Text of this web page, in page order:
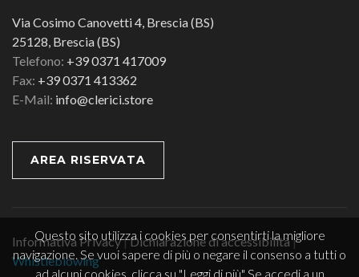
Via Cosimo Canovetti 4, Brescia (BS)
25128, Brescia (BS)
Telefono: +39 0371 417009
Fax: +39 0371 413362
E-Mail: info@clerici.store
AREA RISERVATA
Informativa Privacy|Dichiarazione di accessibilità|
Whistleblowing
Questo sito utilizza i cookies per consentirti la migliore
navigazione. Se vuoi sapere di più o negare il consenso a tutti o
ad alcuni cookies, clicca su "Leggi di più" Se accedi a un